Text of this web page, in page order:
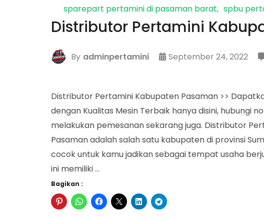
sparepart pertamini di pasaman barat
spbu
Distributor Pertamini
By adminpertamini September 24, 2022
Distributor Pertamini Kabupaten Pasaman >>
dengan Kualitas Mesin Terbaik hanya disini, hubungi
melakukan pemesanan sekarang juga. Distributor
Pasaman adalah salah satu kabupaten di provinsi
cocok untuk kamu jadikan sebagai tempat usaha
ini memiliki …
Bagikan :